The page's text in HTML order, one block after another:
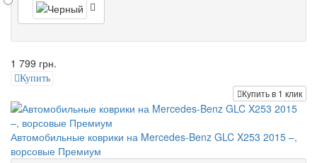
1 799 грн.
Купить
Купить в 1 клик
Автомобильные коврики на Mercedes-Benz GLC X253 2015 –,
ворсовые Премиум